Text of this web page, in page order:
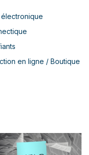
électronique
en ligne / Boutique